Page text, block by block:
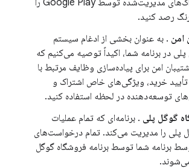
رصد کنید.
امن . به عنوان بخشی از ادغام سیستم
در برنامه شما، اکیداً توصیه می‌کنیم که
امن برای پیاده‌سازی وظایف مرتبط با
تأیید خرید، ویژگی‌های خاص اشتراک و
توسعه‌دهنده در لحظه استفاده کنید.
گوگل پلی . برنامه‌ای که تمام عملیات
پلی را مدیریت می‌کند. تمام درخواست‌های
برنامه شما توسط برنامه فروشگاه گوگل